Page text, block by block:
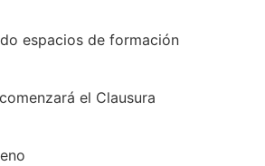
espacios de formación
el Clausura